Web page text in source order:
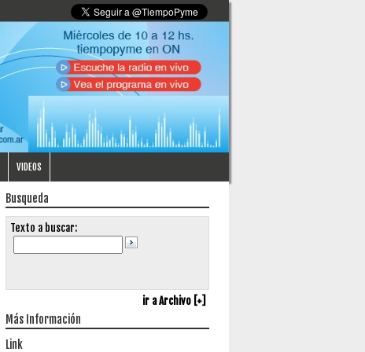
VIDEOS
Busqueda
Texto a buscar:
ir a Archivo [+]
Más Información
Link